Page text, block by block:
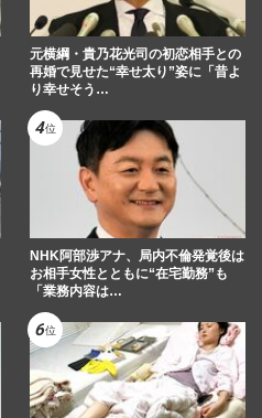
元横綱・貴乃花光司の初恋相手との
再婚で見せた“幸せ太り”姿に「昔よ
り幸せそう…
NHK阿部渉アナ、局内不倫発覚後は
お相手女性とともに“在宅勤務”も
「業務内容は…